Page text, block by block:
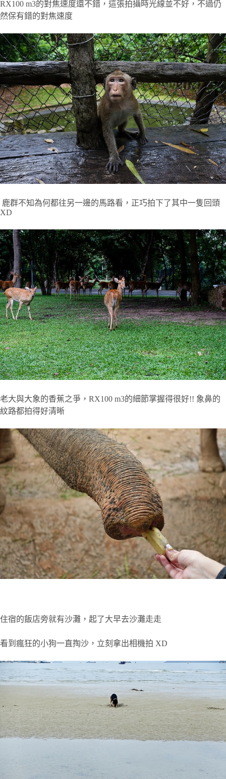
RX100 m3的對焦速度還不錯，這張拍攝時光線並不好，不過仍
然保有錯的對焦速度
鹿群不知為何都往另一邊的馬路看，正巧拍下了其中一隻回頭
XD
老大與大象的香蕉之爭，RX100 m3的細節掌握得很好!! 象鼻的
紋路都拍得好清晰
住宿的飯店旁就有沙灘，起了大早去沙灘走走
看到瘋狂的小狗一直掏沙，立刻拿出相機拍 XD